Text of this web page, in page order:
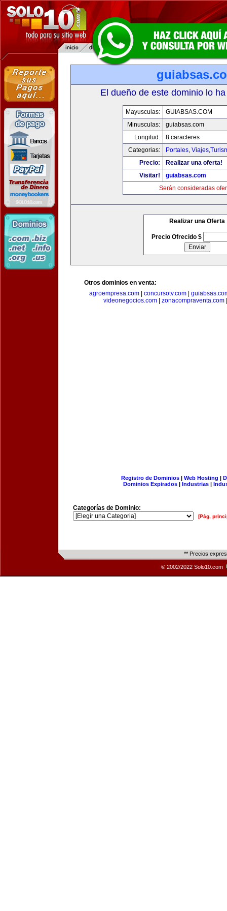
El dueño de este dominio lo
Mayusculas:
GUIABSAS.COM
Minusculas:
guiabsas.com
Longitud:
8 caracteres
Categorias:
Portales,
Precio:
Realizar una oferta!
Visitar!
guiabsas.com
Serán consideradas
Realizar una Oferta
Precio Ofrecido $
Otros dominios en venta:
agroempresa.com
concursotv.com
videonegocios.com
zonacompraventa.com
Registro de Dominios| Web Hosting |
Dominios Expirados | Industrias |
Categorías de Dominio:
[Pág.
** Precios
© 2002/2022 Solo10.com